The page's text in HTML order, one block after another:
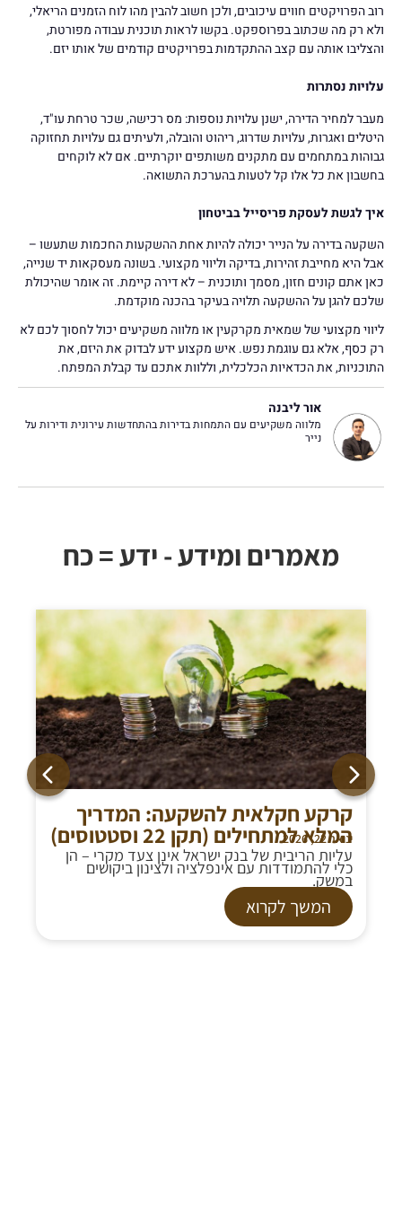
רוב הפרויקטים חווים עיכובים, ולכן חשוב להבין מהו לוח הזמנים הריאלי,
ולא רק מה שכתוב בפרוספקט. בקשו לראות תוכנית עבודה מפורטת,
והצליבו אותה עם קצב ההתקדמות בפרויקטים קודמים של אותו יזם.
עלויות נסתרות
מעבר למחיר הדירה, ישנן עלויות נוספות: מס רכישה, שכר טרחת עו"ד,
היטלים ואגרות, עלויות שדרוג, ריהוט והובלה, ולעיתים גם עלויות תחזוקה
גבוהות במתחמים עם מתקנים משותפים יוקרתיים. אם לא לוקחים
בחשבון את כל אלו קל לטעות בהערכת התשואה.
איך לגשת לעסקת פריסייל בביטחון
השקעה בדירה על הנייר יכולה להיות אחת ההשקעות החכמות שתעשו –
אבל היא מחייבת זהירות, בדיקה וליווי מקצועי. בשונה מעסקאות יד שנייה,
כאן אתם קונים חזון, מסמך ותוכנית – לא דירה קיימת. זה אומר שהיכולת
שלכם להגן על ההשקעה תלויה בעיקר בהכנה מוקדמת.
ליווי מקצועי של שמאית מקרקעין או מלווה משקיעים יכול לחסוך לכם לא
רק כסף, אלא גם עוגמת נפש. איש מקצוע ידע לבדוק את היזם, את
התוכניות, את הכדאיות הכלכלית, וללוות אתכם עד קבלת המפתח.
אור ליבנה
מלווה משקיעים עם התמחות בדירות בהתחדשות עירונית ודירות על
נייר
מאמרים ומידע - ידע = כח
קרקע חקלאית להשקעה: המדריך
המלא למתחילים (תקן 22 וסטטוסים)
ינואר 22, 2026
עליות הריבית של בנק ישראל אינן צעד מקרי – הן
כלי להתמודדות עם אינפלציה ולצינון ביקושים
במשק.
המשך לקרוא